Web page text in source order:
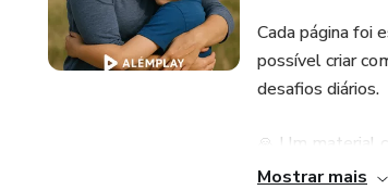
Cada página foi
possível criar
desafios diários.
🙏 Um material
Mostrar mais